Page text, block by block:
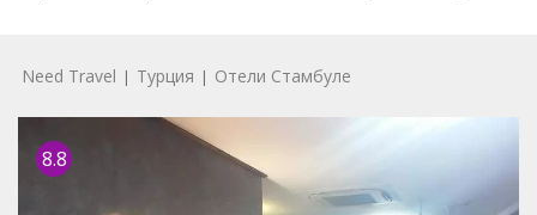
Need Travel | Турция | Отели Стамбуле
8.8